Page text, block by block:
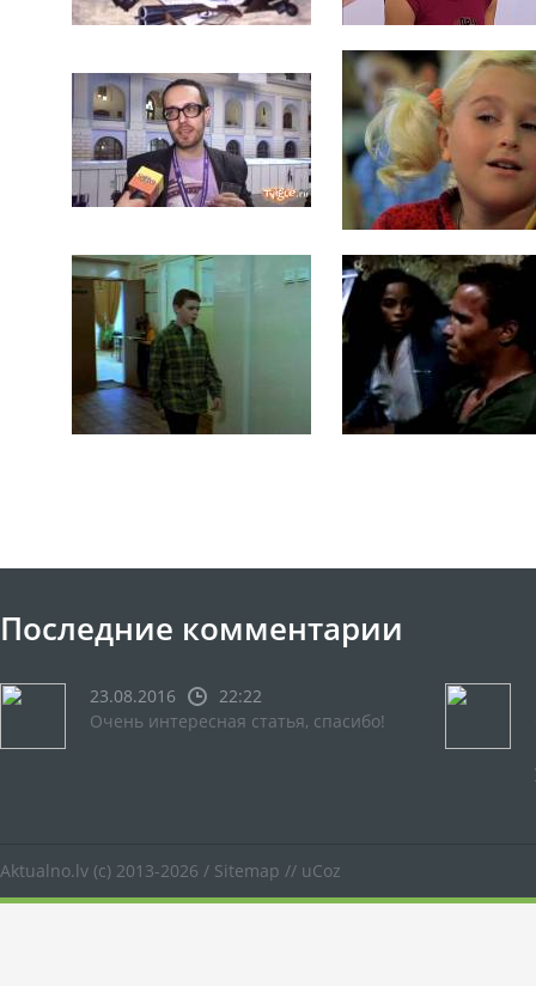
Последние комментарии
23.08.2016
22:22
Очень интересная статья, спасибо!
Aktualno.lv (c) 2013-2026 / Sitemap // uCoz